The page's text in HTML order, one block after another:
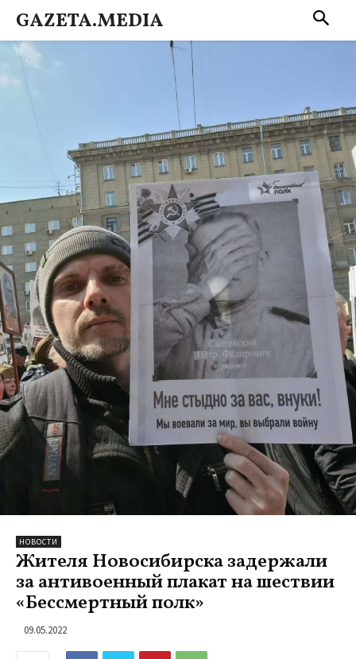
GAZETA.MEDIA
НОВОСТИ
Жителя Новосибирска задержали
за антивоенный плакат на шествии
«Бессмертный полк»
09.05.2022